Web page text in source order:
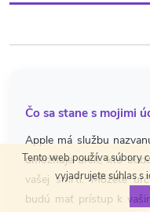
Tento web používa súbory
vyjadrujete súhlas s
Čo sa stane s mojimi
Apple má službu
umožňuje určiť, kto
vašej smrti. Môžete
budú mať prístup k